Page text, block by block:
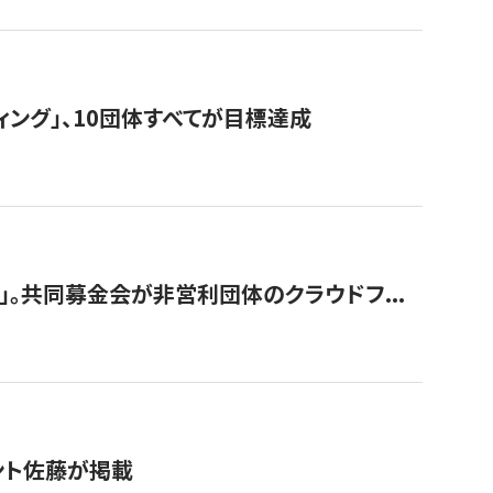
グ」、10団体すべてが目標達成
。共同募金会が非営利団体のクラウドフ...
佐藤が掲載